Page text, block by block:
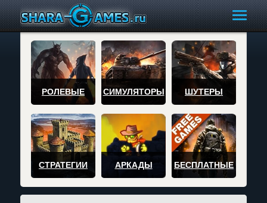
РОЛЕВЫЕ СИМУЛЯТОРЫ ШУТЕРЫ
СТРАТЕГИИ АРКАДЫ БЕСПЛАТНЫЕ